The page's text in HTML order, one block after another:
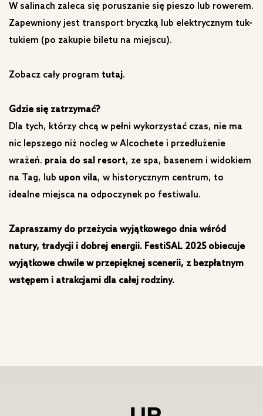
W salinach zaleca się poruszanie się pieszo lub rowerem.
Zapewniony jest transport bryczką lub elektrycznym tuk-
tukiem (po zakupie biletu na miejscu).
Zobacz cały program tutaj.
Gdzie się zatrzymać?
Dla tych, którzy chcą w pełni wykorzystać czas, nie ma
nic lepszego niż nocleg w Alcochete i przedłużenie
wrażeń. praia do sal resort, ze spa, basenem i widokiem
na Tag, lub upon vila, w historycznym centrum, to
idealne miejsca na odpoczynek po festiwalu.
Zapraszamy do przeżycia wyjątkowego dnia wśród
natury, tradycji i dobrej energii. FestiSAL 2025 obiecuje
wyjątkowe chwile w przepięknej scenerii, z bezpłatnym
wstępem i atrakcjami dla całej rodziny.